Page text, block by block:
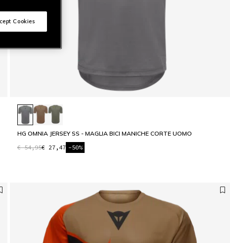
HG OMNIA JERSEY SS - MAGLIA BICI MANICHE CORTE UOMO
€ 54,95€ 27,47 -50%
Cookies